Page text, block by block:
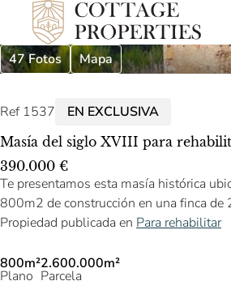
47 Fotos Mapa
Ref 1537 EN EXCLUSIVA
Masía del siglo XVIII para
390.000 €
Te presentamos esta masía histórica
800m2 de construcción en una finca de
Propiedad publicada en Para rehabilitar
800m²
Plano
2.600.000m²
Parcela